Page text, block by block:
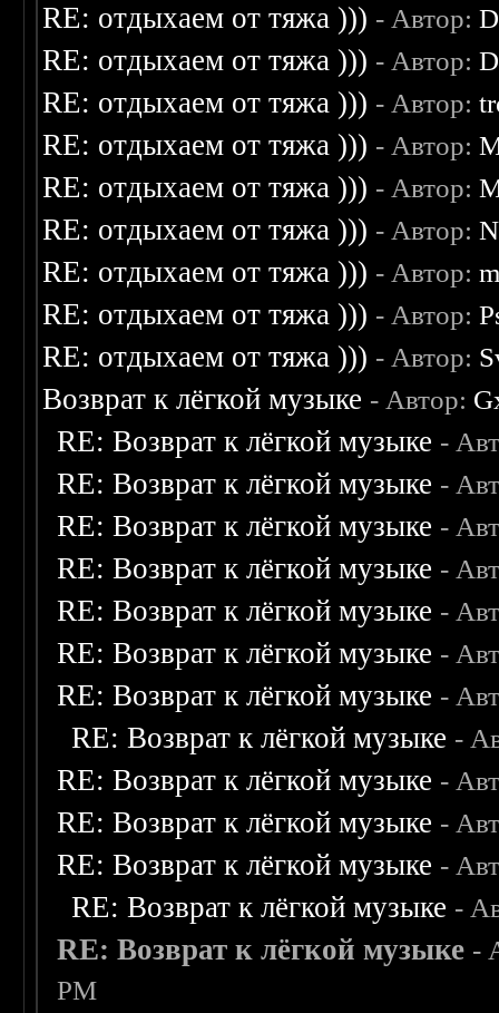
RE: отдыхаем от тяжа ))) - Автор:
RE: отдыхаем от тяжа ))) - Автор:
RE: отдыхаем от тяжа ))) - Автор:
RE: отдыхаем от тяжа ))) - Автор:
RE: отдыхаем от тяжа ))) - Автор:
RE: отдыхаем от тяжа ))) - Автор:
RE: отдыхаем от тяжа ))) - Автор:
RE: отдыхаем от тяжа ))) - Автор:
RE: отдыхаем от тяжа ))) - Автор:
Возврат к лёгкой музыке - Автор:
RE: Возврат к лёгкой музыке -
RE: Возврат к лёгкой музыке -
RE: Возврат к лёгкой музыке -
RE: Возврат к лёгкой музыке -
RE: Возврат к лёгкой музыке -
RE: Возврат к лёгкой музыке -
RE: Возврат к лёгкой музыке -
RE: Возврат к лёгкой музыке -
RE: Возврат к лёгкой музыке -
RE: Возврат к лёгкой музыке -
RE: Возврат к лёгкой музыке -
RE: Возврат к лёгкой музыке -
RE: Возврат к лёгкой музыке -
PM